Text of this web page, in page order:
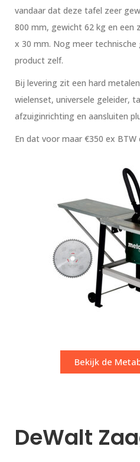
vandaar dat deze tafel zeer
800 mm, gewicht 62 kg en een
x 30 mm. Nog meer
product zelf.
Bij levering zit een hard
wielenset, universele geleider,
afzuiginrichting en aansluiten
En dat voor maar €350 ex BTW
Bekijk de
DeWalt